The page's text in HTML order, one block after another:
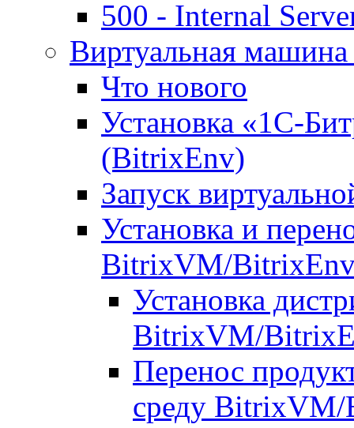
500 - Internal
Виртуальная
Что нового
Установка «1С-
(BitrixEnv)
Запуск
Установка и
BitrixVM/
Установка
BitrixVM/
Перенос
среду